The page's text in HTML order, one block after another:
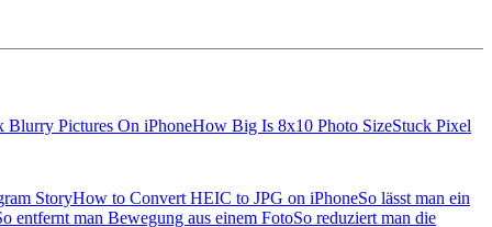
Blurry Pictures On iPhoneHow Big Is 8x10 Photo SizeStuck Pixel
StoryHow to Convert HEIC to JPG on iPhoneSo lässt man ein
entfernt man Bewegung aus einem FotoSo reduziert man die